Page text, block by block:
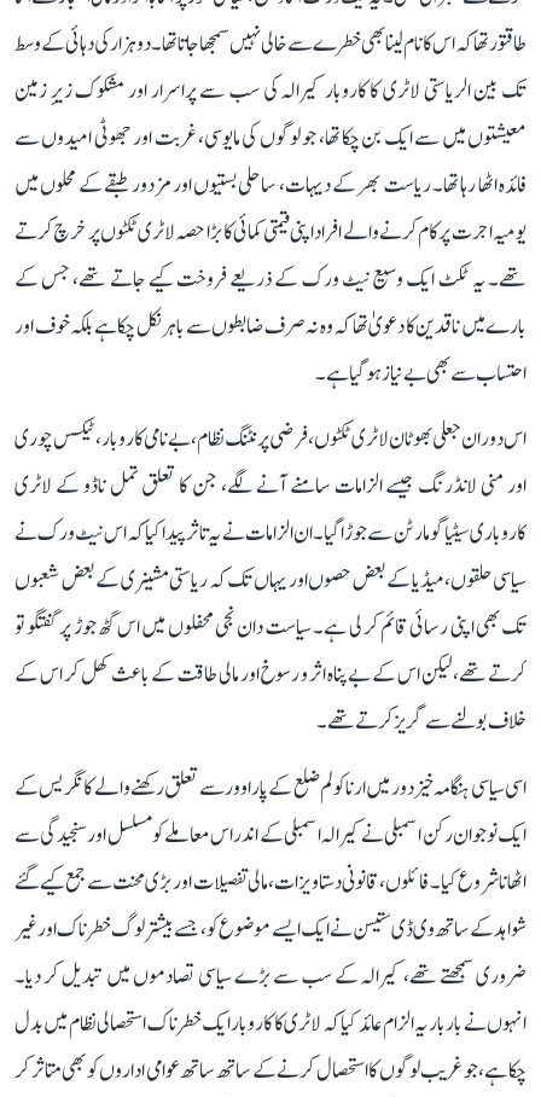
طاقتور تھا کہ اس کا نام لینا بھی خطرے سے خالی نہیں سمجھا جاتا تھا۔ دو ہزار کی دہائی کے وسط
تک بین الریاستی لاٹری کا کاروبار کیرالہ کی سب سے پراسرار اور مشکوک زیرِ زمین
معیشتوں میں سے ایک بن چکا تھا، جو لوگوں کی مایوسی، غربت اور جھوٹی امیدوں سے
فائدہ اٹھا رہا تھا۔ ریاست بھر کے دیہات، ساحلی بستیوں اور مزدور طبقے کے محلوں میں
یومیہ اجرت پر کام کرنے والے افراد اپنی قیمتی کمائی کا بڑا حصہ لاٹری ٹکٹوں پر خرچ کرتے
تھے۔ یہ ٹکٹ ایک وسیع نیٹ ورک کے ذریعے فروخت کیے جاتے تھے، جس کے
بارے میں ناقدین کا دعویٰ تھا کہ وہ نہ صرف ضابطوں سے باہر نکل چکا ہے بلکہ خوف اور
احتساب سے بھی بے نیاز ہو گیا ہے۔
اس دوران جعلی بھوٹان لاٹری ٹکٹوں، فرضی پرنٹنگ نظام، بے نامی کاروبار، ٹیکس چوری
اور منی لانڈرنگ جیسے الزامات سامنے آنے لگے، جن کا تعلق تمل ناڈو کے لاٹری
کاروباری سیٹیاگو مارٹن سے جوڑا گیا۔ ان الزامات نے یہ تاثر پیدا کیا کہ اس نیٹ ورک نے
سیاسی حلقوں، میڈیا کے بعض حصوں اور یہاں تک کہ ریاستی مشینری کے بعض شعبوں
تک بھی اپنی رسائی قائم کر لی ہے۔ سیاست دان نجی محفلوں میں اس گٹھ جوڑ پر گفتگو تو
کرتے تھے، لیکن اس کے بے پناہ اثر و رسوخ اور مالی طاقت کے باعث کھل کر اس کے
خلاف بولنے سے گریز کرتے تھے۔
اسی سیاسی ہنگامہ خیز دور میں ارناکولم ضلع کے پاراوور سے تعلق رکھنے والے کانگریس کے
ایک نوجوان رکن اسمبلی نے کیرالہ اسمبلی کے اندر اس معاملے کو مسلسل اور سنجیدگی سے
اٹھانا شروع کیا۔ فائلوں، قانونی دستاویزات، مالی تفصیلات اور بڑی محنت سے جمع کیے گئے
شواہد کے ساتھ وی ڈی ستیسن نے ایک ایسے موضوع کو، جسے بیشتر لوگ خطرناک اور غیر
ضروری سمجھتے تھے، کیرالہ کے سب سے بڑے سیاسی تصادموں میں تبدیل کر دیا۔
انہوں نے بار بار یہ الزام عائد کیا کہ لاٹری کا کاروبار ایک خطرناک استحصالی نظام میں بدل
چکا ہے، جو غریب لوگوں کا استحصال کرنے کے ساتھ ساتھ عوامی اداروں کو بھی متاثر کر